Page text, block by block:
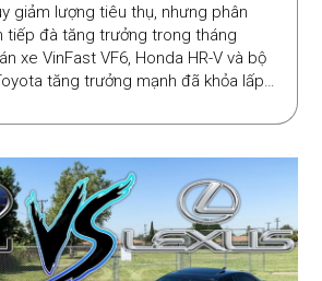
giảm lượng tiêu thụ, nhưng phân
tiếp đà tăng trưởng trong tháng
xe VinFast VF6, Honda HR-V và bộ
tăng trưởng mạnh đã khỏa lấp